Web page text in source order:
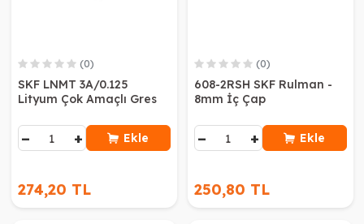
(0)
SKF LNMT 3A/0.125
Lityum Çok Amaçlı Gres
− + Ekle
274,20 TL
(0)
608-2RSH SKF Rulman -
8mm İç Çap
− + Ekle
250,80 TL